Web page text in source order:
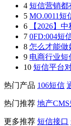
4 短信营销都
5 MO.0011
6
【2026】
7 0FD:004短
8 怎么才能做
9 电商行业短
10 短信平台
热门产品 106短信
热门推荐 地产
更多推荐 短信接口